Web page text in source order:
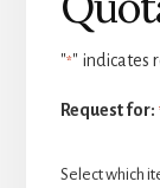
"*" indicates
Request for:
Select which